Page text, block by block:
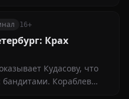
на него. Она
16+
Крах
Кудасову, что
Кораблев